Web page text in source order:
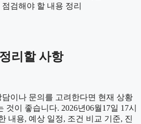
검해야 할 내용 정리
리할 사항
이나 문의를 고려한다면 현재 상황
것이 좋습니다. 2026년06월17일 17시
내용, 예상 일정, 조건 비교 기준, 진